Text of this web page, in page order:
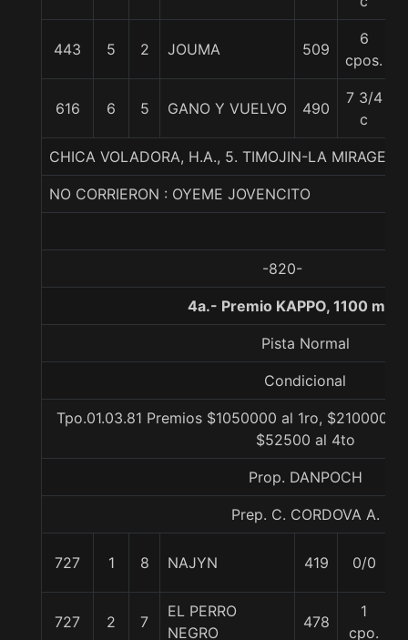
443 5 2 JOUMA 509
6
cpos.
616 6 5 GANO Y VUELVO 490
7 3/4
c
CHICA VOLADORA, H.A., 5. TIMOJIN-LA MIRAGE-
NO CORRIERON : OYEME JOVENCITO
-820-
4a.- Premio KAPPO, 1100
Pista Normal
Condicional
Tpo.01.03.81 Premios $1050000 al 1ro, $210000
$52500 al 4to
Prop. DANPOCH
Prep. C. CORDOVA A.
727 1 8 NAJYN 419 0/0
727 2 7
EL PERRO
NEGRO
478
1
cpo.